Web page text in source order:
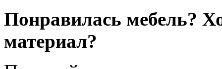
Понравилась мебель?
материал?